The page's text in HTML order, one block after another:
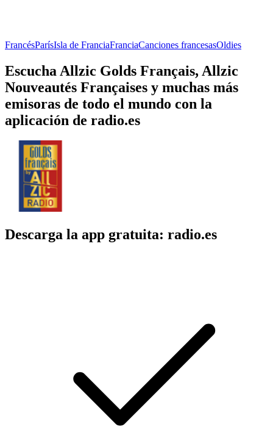
FrancésParísIsla de FranciaFranciaCanciones francesasOldies
Escucha Allzic Golds Français, Allzic
Nouveautés Françaises y muchas más
emisoras de todo el mundo con la
aplicación de radio.es
Descarga la app gratuita: radio.es